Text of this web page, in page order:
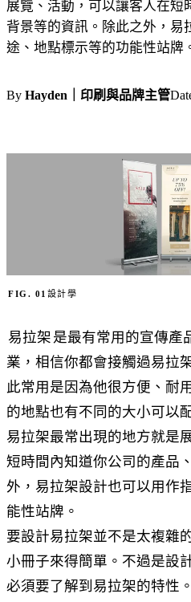
展覽、活動，可以讓客人在短
背景等的資訊。除此之外，易
途、地點標示等的功能性站牌
By Hayden｜印刷與品牌主管
FIG. 01 設計學
易拉架 是最有常用的宣傳產
業，相信你都會接觸過易拉
此常用是因為他很方便、耐
的地點也有不同的大小可以
易拉架最常出現的地方就是
短時間內知道你公司的產品
外，易拉架設計也可以用作
能性站牌。
要設計易拉架並不是太複雜
小冊子來得簡單。不過是設
必須要了解到易拉架的特性